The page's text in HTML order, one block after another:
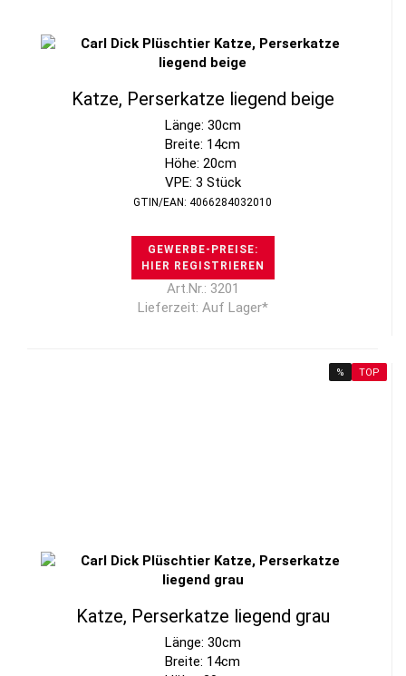
Katze, Perserkatze liegend beige
Länge: 30cm
Breite: 14cm
Höhe: 20cm
VPE: 3 Stück
GTIN/EAN: 4066284032010
GEWERBE-PREISE:
HIER REGISTRIEREN
Art.Nr.: 3201
Lieferzeit: Auf Lager*
% TOP
Katze, Perserkatze liegend grau
Länge: 30cm
Breite: 14cm